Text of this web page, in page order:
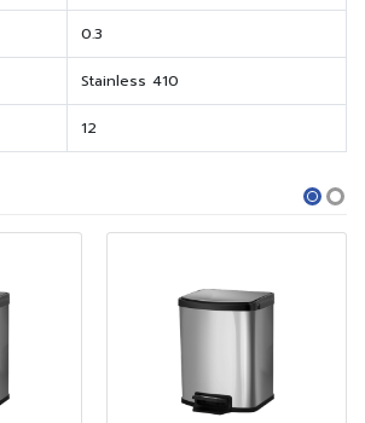
0.3
Stainless 410
12